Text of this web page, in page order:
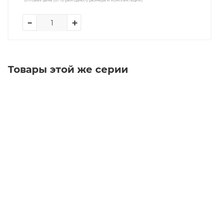
Товары этой же серии